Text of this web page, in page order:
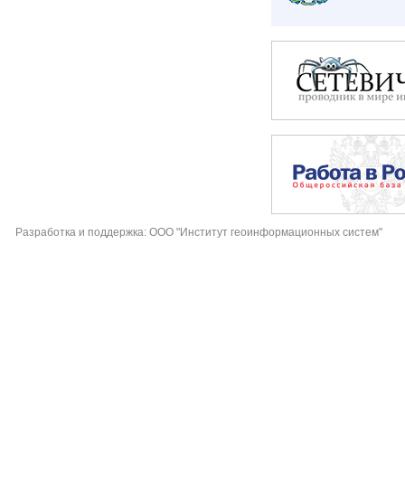
Разработка и поддержка: ООО "Институт геоинформационных систем"